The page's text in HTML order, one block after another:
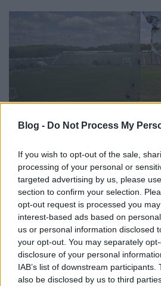
Blog - Do Not Process My
If you wish to opt-out of the sale,
processing of your personal or
targeted advertising by us, please
section to confirm your selection.
opt-out request is processed you
interest-based ads based on
us or personal information disclosed
your opt-out. You may separately
disclosure of your personal
IAB’s list of downstream
also be disclosed by us to third
Címkék:orbán fidesz pukli vona
mandiner kockás ing 444